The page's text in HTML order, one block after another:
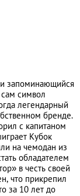
запоминающийся
символ
легендарный
бренде.
с капитаном
Кубок
на чемодан из
обладателем
в честь своей
что прикрепил
за 10 лет до